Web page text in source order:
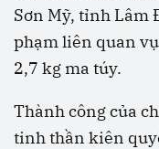
Sơn Mỹ, tỉnh Lâm
phạm liên quan
2,7 kg ma túy.
Thành công của
tinh thần kiên